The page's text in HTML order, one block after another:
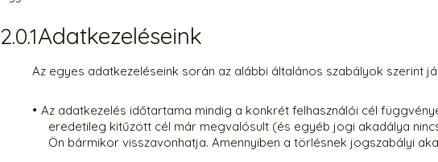
Adatkezeléseink
Az egyes adatkezeléseink során az alábbi általános szabályok szerint
Az adatkezelés időtartama mindig a konkrét felhasználói cél
eredetileg kitűzött cél már megvalósult (és egyéb jogi akadálya
Ön bármikor visszavonhatja. Amennyiben a törlésnek jogszabályi